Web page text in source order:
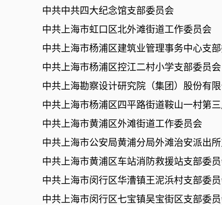
中共中共四大纪念馆支部委员会
中共上海市虹口区北外滩街道工作委员会
中共上海市杨浦区建筑业管理事务中心支
中共上海市杨浦区控江二村小学支部委员会
中共上海勘察设计研究院（集团）股份有
中共上海市杨浦区四平路街道鞍山一村第
中共上海市黄浦区外滩街道工作委员会
中共上海市公安局黄浦分局外滩治安派出
中共上海市黄浦区车站消防救援站支部委
中共上海市闵行区华漕镇王泥浜村支部委
中共上海市闵行区七宝镇吴宝街区支部委